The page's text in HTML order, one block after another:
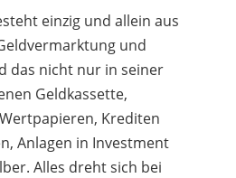
einzig und allein aus
und
das nicht nur in seiner
Geldkassette,
Krediten
Anlagen in Investment
Alles dreht sich bei